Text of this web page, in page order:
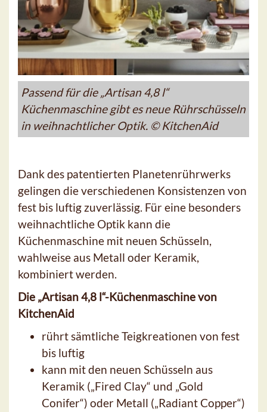
Passend für die „Artisan 4,8 l“
Küchenmaschine gibt es neue Rührschüsseln
in weihnachtlicher Optik. © KitchenAid
Dank des patentierten Planetenrührwerks
gelingen die verschiedenen Konsistenzen von
fest bis luftig zuverlässig. Für eine besonders
weihnachtliche Optik kann die
Küchenmaschine mit neuen Schüsseln,
wahlweise aus Metall oder Keramik,
kombiniert werden.
Die „Artisan 4,8 l“-Küchenmaschine von
KitchenAid
rührt sämtliche Teigkreationen von fest
bis luftig
kann mit den neuen Schüsseln aus
Keramik („Fired Clay“ und „Gold
Conifer“) oder Metall („Radiant Copper“)